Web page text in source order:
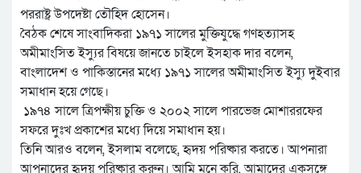
পররাষ্ট্র উপদেষ্টা তৌহিদ হোসেন।
বৈঠক শেষে সাংবাদিকরা ১৯৭১ সালের মুক্তিযুদ্ধে গণহত্যাসহ
অমীমাংসিত ইস্যুর বিষয়ে জানতে চাইলে ইসহাক দার বলেন,
বাংলাদেশ ও পাকিস্তানের মধ্যে ১৯৭১ সালের অমীমাংসিত ইস্যু দুইবার
সমাধান হয়ে গেছে।
১৯৭৪ সালে ত্রিপক্ষীয় চুক্তি ও ২০০২ সালে পারভেজ মোশাররফের
সফরে দুঃখ প্রকাশের মধ্যে দিয়ে সমাধান হয়।
তিনি আরও বলেন, ইসলাম বলেছে, হৃদয় পরিষ্কার করতে। আপনারা
আপনাদের হৃদয় পরিষ্কার করুন। আমি মনে করি, আমাদের একসঙ্গে